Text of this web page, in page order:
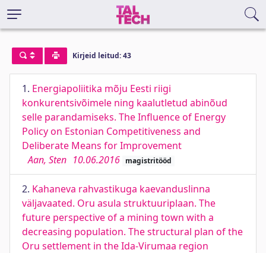
Kirjeid leitud: 43
1. Energiapoliitika mõju Eesti riigi
konkurentsivõimele ning kaalutletud abinõud
selle parandamiseks. The Influence of Energy
Policy on Estonian Competitiveness and
Deliberate Means for Improvement
Aan, Sten 10.06.2016 magistritööd
2. Kahaneva rahvastikuga kaevanduslinna
väljavaated. Oru asula struktuuriplaan. The
future perspective of a mining town with a
decreasing population. The structural plan of the
Oru settlement in the Ida-Virumaa region